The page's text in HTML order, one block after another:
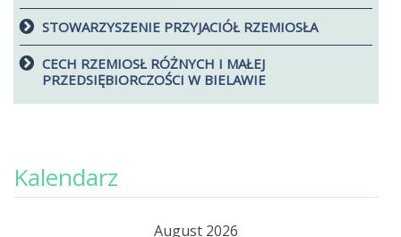
STOWARZYSZENIE PRZYJACIÓŁ RZEMIOSŁA
CECH RZEMIOSŁ RÓŻNYCH I MAŁEJ
PRZEDSIĘBIORCZOŚCI W BIELAWIE
Kalendarz
August 2026